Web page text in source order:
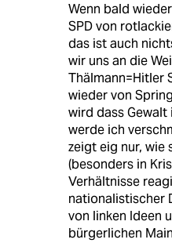
Wenn bald
SPD von
das ist auch
wir uns an die
Thälmann=Hitler
wieder von
wird dass Gewalt
werde ich
zeigt eig nur, wie
(besonders in
Verhältnisse
nationalistischer
von linken Ideen
bürgerlichen